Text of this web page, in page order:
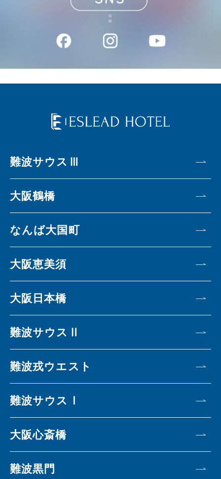
難波サウスⅢ
大阪鶴橋
なんば大国町
大阪恵美須
大阪日本橋
難波サウスⅡ
難波戎ウエスト
難波サウスⅠ
大阪心斎橋
難波黒門